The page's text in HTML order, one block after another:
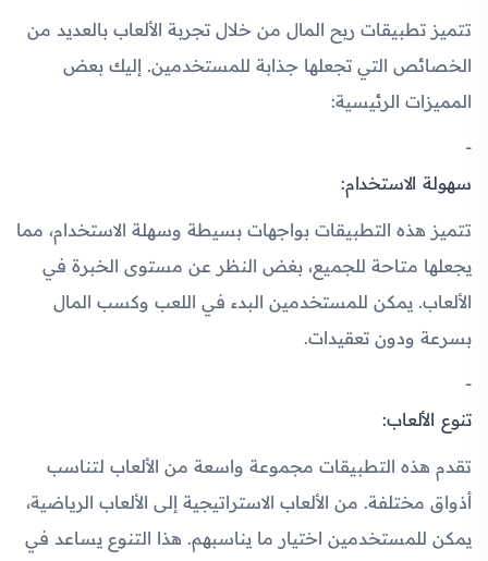
تتميز تطبيقات ربح المال من خلال تجربة الألعاب بالعديد من
الخصائص التي تجعلها جذابة للمستخدمين. إليك بعض
المميزات الرئيسية:
سهولة الاستخدام:
تتميز هذه التطبيقات بواجهات بسيطة وسهلة الاستخدام، مما
يجعلها متاحة للجميع، بغض النظر عن مستوى الخبرة في
الألعاب. يمكن للمستخدمين البدء في اللعب وكسب المال
بسرعة ودون تعقيدات.
تنوع الألعاب:
تقدم هذه التطبيقات مجموعة واسعة من الألعاب لتناسب
أذواق مختلفة. من الألعاب الاستراتيجية إلى الألعاب الرياضية،
يمكن للمستخدمين اختيار ما يناسبهم. هذا التنوع يساعد في